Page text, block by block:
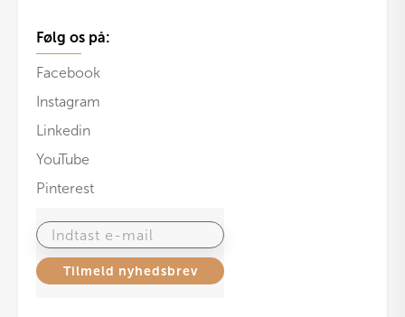
Følg os på:
Facebook
Instagram
Linkedin
YouTube
Pinterest
Indtast e-mail
Tilmeld nyhedsbrev